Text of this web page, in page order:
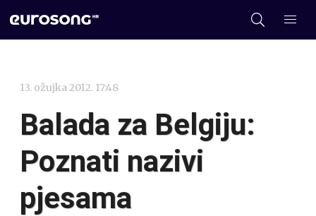
13. ožujka 2012. 17:48
Balada za Belgiju:
Poznati nazivi
pjesama